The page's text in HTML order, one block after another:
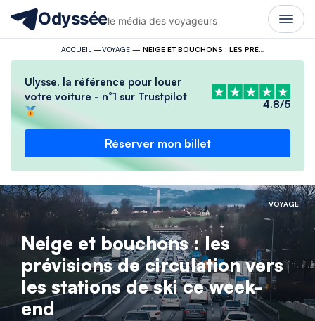
Odysséele média des voyageurs
ACCUEIL —VOYAGE— NEIGE ET BOUCHONS : LES PRÉVISIONS DE CIRCULATION VERS LES STATIONS DE SKI CE WEEK-END
Ulysse, la référence pour louer
votre voiture - n°1 sur Trustpilot
4.8/5
Réserver mon billet
VOYAGE
Neige et bouchons : les
prévisions de circulation vers
les stations de ski ce week-
end